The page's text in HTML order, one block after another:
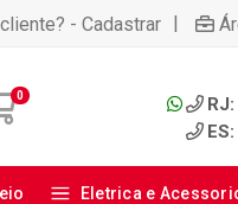
- Cadastrar |
0
Eletrica e